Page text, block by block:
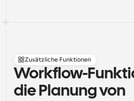
Zusätzliche Funktionen
Workflow-
die Planung von